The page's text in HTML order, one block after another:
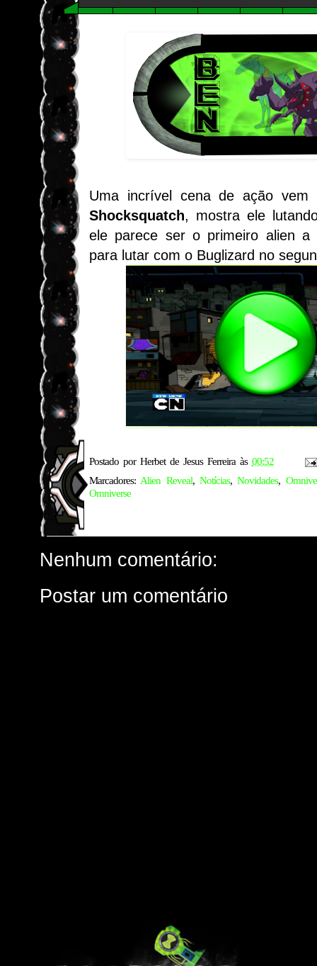
Uma incrível cena de ação
Shocksquatch, mostra ele
ele parece ser o primeiro alien a
para lutar com o Buglizard no
Postado por Herbet de Jesus Ferreira às 00:52
Marcadores: Alien Reveal, Notícias,Novidades,
Omniverse
Nenhum comentário:
Postar um comentário